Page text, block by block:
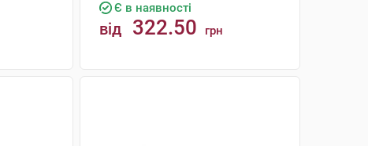
Є в наявності
від 322.50 грн